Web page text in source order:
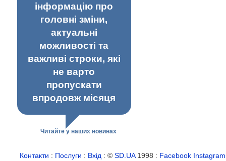
інформацію про
головні зміни,
актуальні
можливості та
важливі строки, які
не варто
пропускати
впродовж місяця
Читайте у наших новинах
Контакти : Послуги : Вхід : ©SD.UA1998 : Facebook Instagram